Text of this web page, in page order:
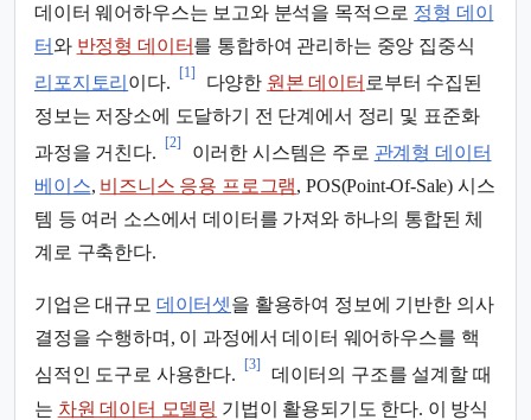
데이터 웨어하우스는 보고와 분석을 목적으로 정형 데이
터 와 반정형 데이터를 통합하여 관리하는 중앙 집중식
리포지토리 이다.
[1]
다양한 원본 데이터 로부터 수집된
정보는 저장소에 도달하기 전 단계에서 정리 및 표준화
과정을 거친다.
[2]
이러한 시스템은 주로 관계형 데이터
베이스, 비즈니스 응용 프로그램, POS(Point-Of-Sale) 시스
템 등 여러 소스에서 데이터를 가져와 하나의 통합된 체
계로 구축한다.
기업은 대규모 데이터셋을 활용하여 정보에 기반한 의사
결정을 수행하며, 이 과정에서 데이터 웨어하우스를 핵
심적인 도구로 사용한다.
[3]
데이터의 구조를 설계할 때
는 차원 데이터 모델링 기법이 활용되기도 한다. 이 방식